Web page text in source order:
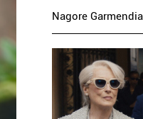
Nagore Garmendia